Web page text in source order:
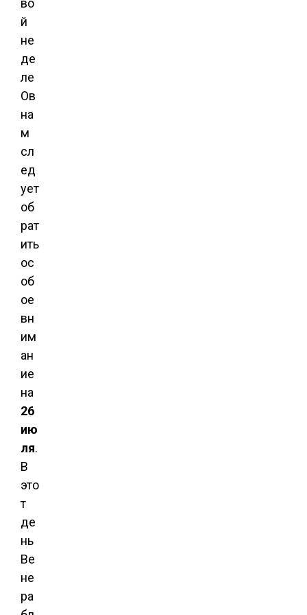
й
не
де
ле
Ов
на
м
сл
ед
ует
об
рат
ить
ос
об
ое
вн
им
ан
ие
на
26
ию
ля.
В
это
т
де
нь
Ве
не
ра